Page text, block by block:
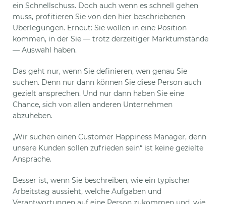
ein Schnellschuss. Doch auch wenn es schnell gehen
muss, profitieren Sie von den hier beschriebenen
Überlegungen. Erneut: Sie wollen in eine Position
kommen, in der Sie — trotz derzeitiger Marktumstände
— Auswahl haben.
Das geht nur, wenn Sie definieren, wen genau Sie
suchen. Denn nur dann können Sie diese Person auch
gezielt ansprechen. Und nur dann haben Sie eine
Chance, sich von allen anderen Unternehmen
abzuheben.
„Wir suchen einen Customer Happiness Manager, denn
unsere Kunden sollen zufrieden sein“ ist keine gezielte
Ansprache.
Besser ist, wenn Sie beschreiben, wie ein typischer
Arbeitstag aussieht, welche Aufgaben und